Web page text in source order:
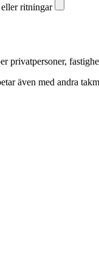
ritningar
privatpersoner,
även med andra